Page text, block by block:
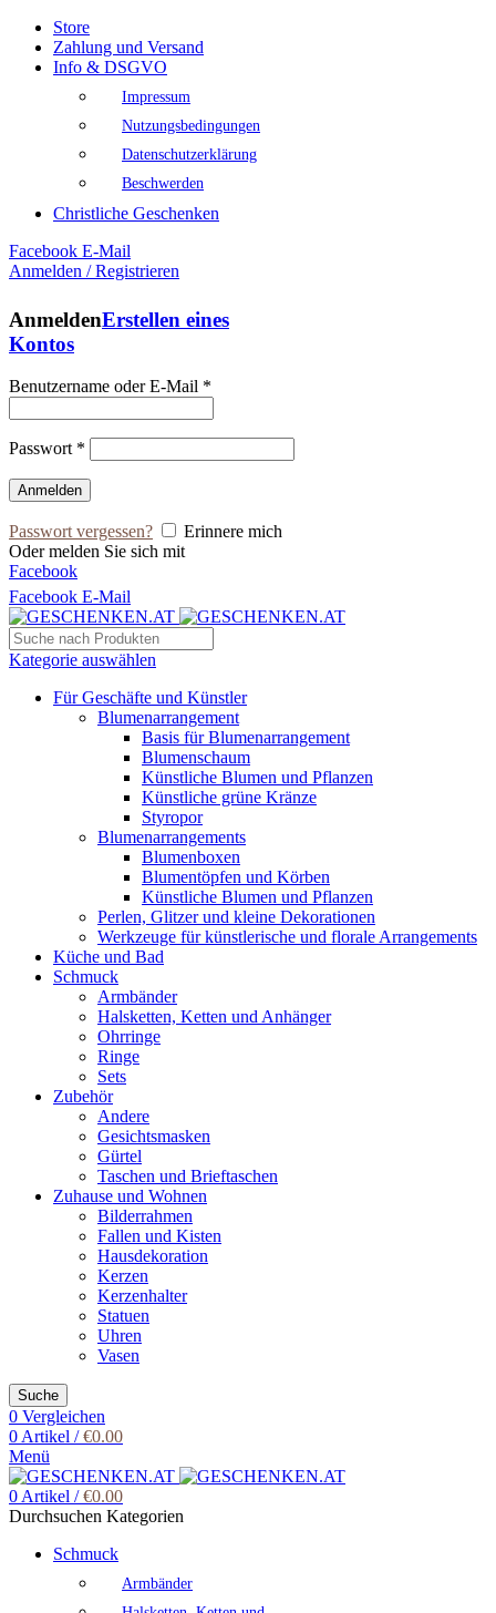
Store
Zahlung und Versand
Info & DSGVO
Impressum
Nutzungsbedingungen
Datenschutzerklärung
Beschwerden
Christliche Geschenken
Facebook E-Mail
Anmelden / Registrieren
AnmeldenErstellen eines
Kontos
Benutzername oder E-Mail *
Passwort *
Anmelden
Passwort vergessen?
Erinnere mich
Oder melden Sie sich mit
Facebook
Facebook E-Mail
Kategorie auswählen
Für Geschäfte und Künstler
Blumenarrangement
Basis für Blumenarrangement
Blumenschaum
Künstliche Blumen und Pflanzen
Künstliche grüne Kränze
Styropor
Blumenarrangements
Blumenboxen
Blumentöpfen und Körben
Künstliche Blumen und Pflanzen
Perlen, Glitzer und kleine Dekorationen
Werkzeuge für künstlerische und florale Arrangements
Küche und Bad
Schmuck
Armbänder
Halsketten, Ketten und Anhänger
Ohrringe
Ringe
Sets
Zubehör
Andere
Gesichtsmasken
Gürtel
Taschen und Brieftaschen
Zuhause und Wohnen
Bilderrahmen
Fallen und Kisten
Hausdekoration
Kerzen
Kerzenhalter
Statuen
Uhren
Vasen
Suche
0 Vergleichen
0Artikel / €0.00
Menü
0Artikel / €0.00
Durchsuchen Kategorien
Schmuck
Armbänder